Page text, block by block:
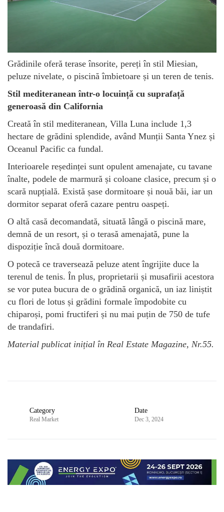
Grădinile oferă terase însorite, pereți în stil Miesian,
peluze nivelate, o piscină îmbietoare și un teren de tenis.
Stil mediteranean într-o locuință cu suprafață
generoasă din California
Creată în stil mediteranean, Villa Luna include 1,3
hectare de grădini splendide, având Munții Santa Ynez și
Oceanul Pacific ca fundal.
Interioarele reședinței sunt opulent amenajate, cu tavane
înalte, podele de marmură și coloane clasice, precum și o
scară nupțială. Există șase dormitoare și nouă băi, iar un
dormitor separat oferă cazare pentru oaspeți.
O altă casă decomandată, situată lângă o piscină mare,
demnă de un resort, și o terasă amenajată, pune la
dispoziție încă două dormitoare.
O potecă ce traversează peluze atent îngrijite duce la
terenul de tenis. În plus, proprietarii și musafirii acestora
se vor putea bucura de o grădină organică, un iaz liniștit
cu flori de lotus și grădini formale împodobite cu
chiparoși, pomi fructiferi și nu mai puțin de 750 de tufe
de trandafiri.
Material publicat inițial în Real Estate Magazine, Nr.55.
Category
Real Market
Date
Dec 3, 2024